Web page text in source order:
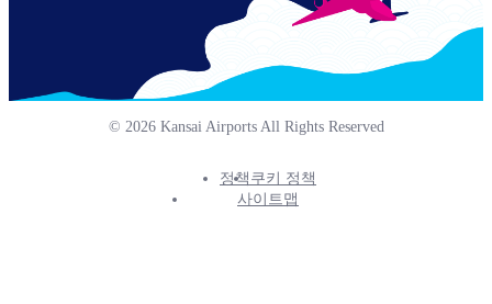
© 2026 Kansai Airports All Rights Reserved
Footer
정책 쿠키 정책
사이트맵